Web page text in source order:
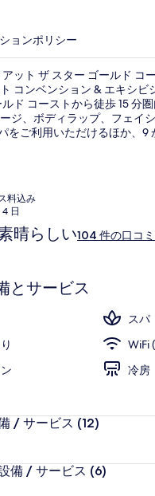
ョンポリシー
ット ザ スター ゴールド コ
コンベンション & エキシビ
ド コーストから徒歩 15 分
ジ、ボディラップ、フェイ
をご利用いただけるほか、9
。この高級ホテルにあるその
サイドバー、およびフィット
設からは歩いてすぐ公共交通
ンズ駅まで 13 分の距離です。
料込み
日
晴らしい104 件の口コ
とサービス
スパ
WiFi
冷房
/ サービス (12)
備 / サービス (6)